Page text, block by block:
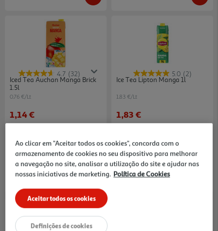
4.7 (32)
Iced Tea Auchan Manga Brick
1.5l
0.76 €/Lt
1,14 €
5.0 (2)
Ice Tea Lipton Manga 1l
1.83 €/Lt
1,83 €
Ao clicar em "Aceitar todos os cookies", concorda com o
armazenamento de cookies no seu dispositivo para melhorar
a navegação no site, analisar a utilização do site e ajudar nas
nossas iniciativas de marketing. Política de Cookies
Aceitar todos os cookies
Definições de cookies